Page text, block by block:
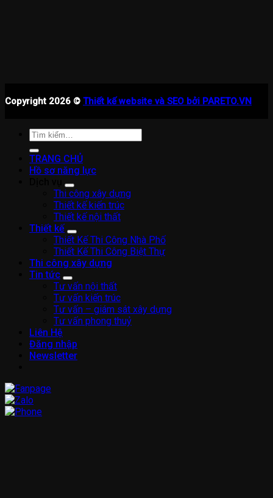
Copyright 2026 © Thiết kế website và SEO bởi PARETO.VN
Tìm
TRANG CHỦ
Hồ sơ năng lực
Thi công xây dựng
Thiết kế kiến trúc
Thiết kế nội thất
Thiết kế
Thiết Kế Thi Công Nhà Phố
Thiết Kế Thi Công Biệt Thự
Thi công xây dựng
Tin tức
Tư vấn nội thất
Tư vấn kiến trúc
Tư vấn – giám sát xây dựng
Tư vấn phong thuỷ
Liên Hệ
Đăng nhập
Newsletter